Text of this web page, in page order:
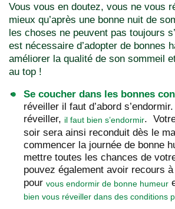
Vous vous en doutez, vous ne vous
mieux qu’après une bonne nuit de
les choses ne peuvent pas toujours
est nécessaire d’adopter de bonnes
améliorer la qualité de son sommeil
au top !
Se coucher dans les bonnes
réveiller il faut d’abord
réveiller, il faut bien s’endormir.
soir sera ainsi reconduit dès le
commencer la journée de bonne
mettre toutes les chances de
pouvez également avoir recours à
pour vous endormir de bonne humeur
bien vous réveiller dans des conditions